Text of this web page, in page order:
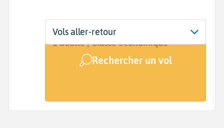
Départ
La Réunion Roland Garros (RUN)
Dates
Dates de votre voyage
Voyageurs | Classe
1 adulte | Classe économique
Rechercher un vol
Vols aller-retour